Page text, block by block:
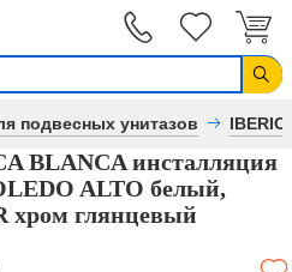
подвесных унитазов
BLANCA инсталляция
ALTO белый,
хром глянцевый